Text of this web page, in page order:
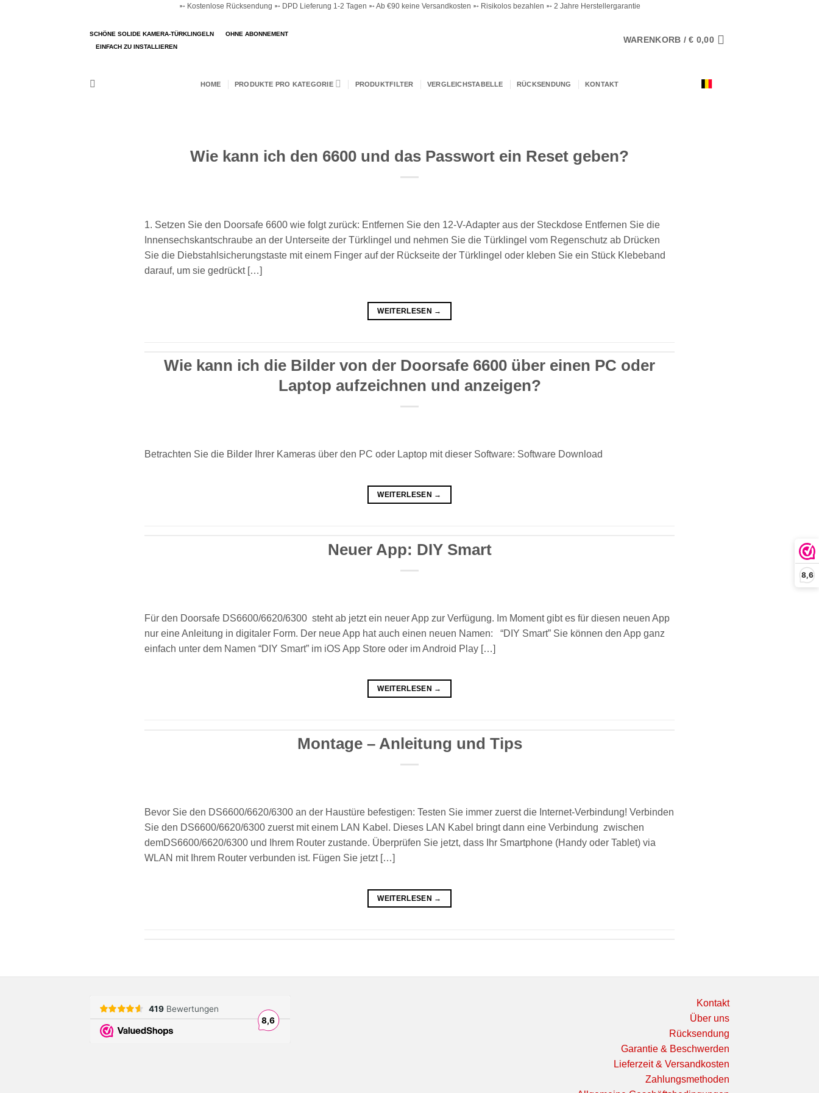
8,6
➵ Kostenlose Rücksendung ➵ DPD Lieferung 1-2 Tagen ➵ Ab €90 keine Versandkosten ➵ Risikolos bezahlen ➵ 2 Jahre Herstellergarantie
SCHÖNE SOLIDE KAMERA-TÜRKLINGELN
OHNE ABONNEMENT
EINFACH ZU INSTALLIEREN
WARENKORB /€ 0,00
HOME PRODUKTE PRO KATEGORIE PRODUKTFILTER VERGLEICHSTABELLE RÜCKSENDUNG KONTAKT
Wie kann ich den 6600 und das Passwort ein Reset geben?
1. Setzen Sie den Doorsafe 6600 wie folgt zurück: Entfernen Sie den 12-V-Adapter aus der Steckdose Entfernen Sie die
Innensechskantschraube an der Unterseite der Türklingel und nehmen Sie die Türklingel vom Regenschutz ab Drücken
Sie die Diebstahlsicherungstaste mit einem Finger auf der Rückseite der Türklingel oder kleben Sie ein Stück Klebeband
darauf, um sie gedrückt […]
WEITERLESEN →
Wie kann ich die Bilder von der Doorsafe 6600 über einen PC oder
Laptop aufzeichnen und anzeigen?
Betrachten Sie die Bilder Ihrer Kameras über den PC oder Laptop mit dieser Software: Software Download
WEITERLESEN →
Neuer App: DIY Smart
Für den Doorsafe DS6600/6620/6300 steht ab jetzt ein neuer App zur Verfügung. Im Moment gibt es für diesen neuen App
nur eine Anleitung in digitaler Form. Der neue App hat auch einen neuen Namen: “DIY Smart” Sie können den App ganz
einfach unter dem Namen “DIY Smart” im iOS App Store oder im Android Play […]
WEITERLESEN →
Montage – Anleitung und Tips
Bevor Sie den DS6600/6620/6300 an der Haustüre befestigen: Testen Sie immer zuerst die Internet-Verbindung! Verbinden
Sie den DS6600/6620/6300 zuerst mit einem LAN Kabel. Dieses LAN Kabel bringt dann eine Verbindung zwischen
demDS6600/6620/6300 und Ihrem Router zustande. Überprüfen Sie jetzt, dass Ihr Smartphone (Handy oder Tablet) via
WLAN mit Ihrem Router verbunden ist. Fügen Sie jetzt […]
WEITERLESEN →
Kontakt
Über uns
Rücksendung
Garantie & Beschwerden
Lieferzeit & Versandkosten
Zahlungsmethoden